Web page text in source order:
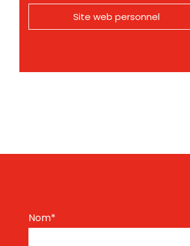
Site web personnel
Nom*